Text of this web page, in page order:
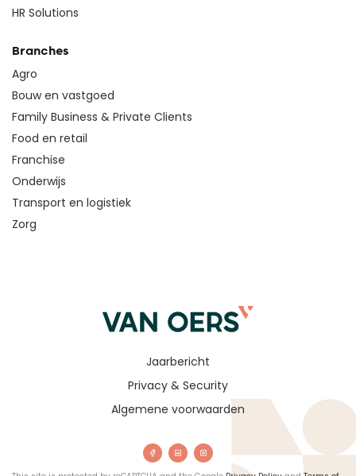
HR Solutions
Branches
Agro
Bouw en vastgoed
Family Business & Private Clients
Food en retail
Franchise
Onderwijs
Transport en logistiek
Zorg
Algemene voorwaarden
Privacy & Security
Jaarbericht